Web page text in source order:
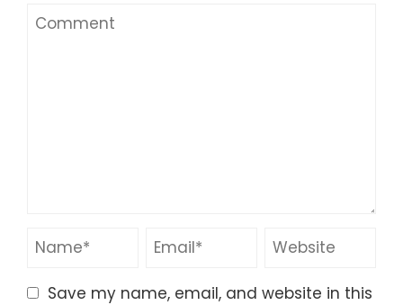
Save my name, email, and website in this